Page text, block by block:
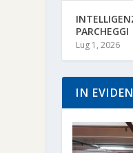
PARCHEGGI
Lug 1, 2026
IN